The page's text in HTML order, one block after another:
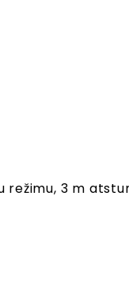
režimu, 3 m